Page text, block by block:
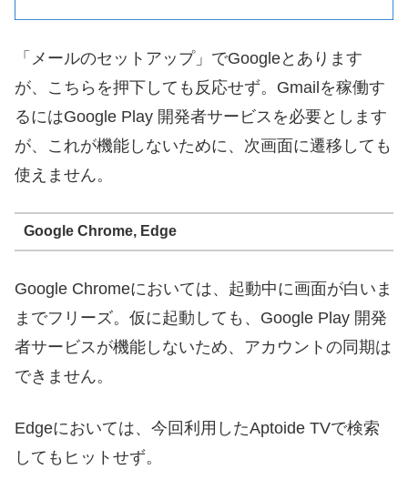
「メールのセットアップ」でGoogleとあります
が、こちらを押下しても反応せず。Gmailを稼働す
るにはGoogle Play 開発者サービスを必要とします
が、これが機能しないために、次画面に遷移しても
使えません。
Google Chrome, Edge
Google Chromeにおいては、起動中に画面が白いま
までフリーズ。仮に起動しても、Google Play 開発
者サービスが機能しないため、アカウントの同期は
できません。
Edgeにおいては、今回利用したAptoide TVで検索
してもヒットせず。